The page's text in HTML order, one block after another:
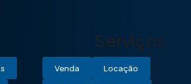
Serviços
Venda Locação